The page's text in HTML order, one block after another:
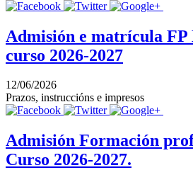
Admisión e matrícula FP
curso 2026-2027
12/06/2026
Prazos, instruccións e impresos
Admisión Formación
Curso 2026-2027.